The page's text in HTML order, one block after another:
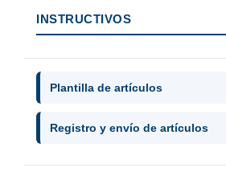
INSTRUCTIVOS
Plantilla de artículos
Registro y envío de artículos